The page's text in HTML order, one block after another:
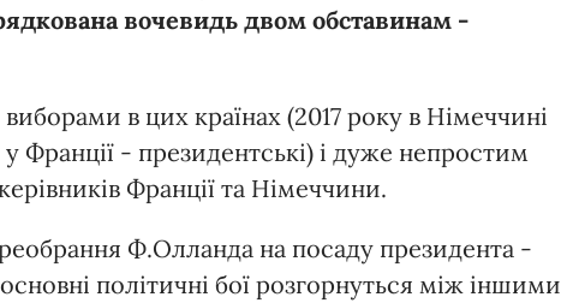
вочевидь двом обставинам -
в цих країнах (2017 року в Німеччині
Франції - президентські) і дуже непростим
Франції та Німеччини.
Ф.Олланда на посаду президента -
політичні бої розгорнуться між іншими